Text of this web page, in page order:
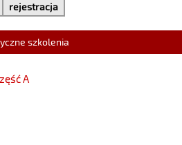
rejestracja
szkolenia
A